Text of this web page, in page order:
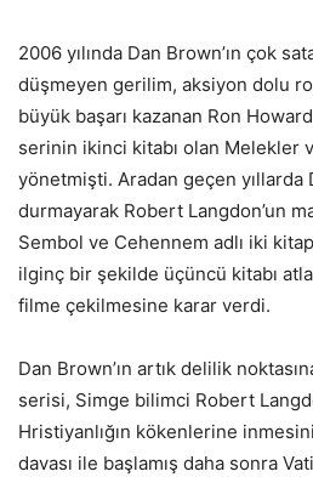
2006 yılında Dan Brown’ın çok
düşmeyen gerilim, aksiyon dolu
büyük başarı kazanan Ron
serinin ikinci kitabı olan Melekler
yönetmişti. Aradan geçen yıllarda
durmayarak Robert Langdon’un
Sembol ve Cehennem adlı iki
ilginç bir şekilde üçüncü kitabı
filme çekilmesine karar verdi.
Dan Brown’ın artık delilik
serisi, Simge bilimci Robert
Hristiyanlığın kökenlerine
davası ile başlamış daha sonra